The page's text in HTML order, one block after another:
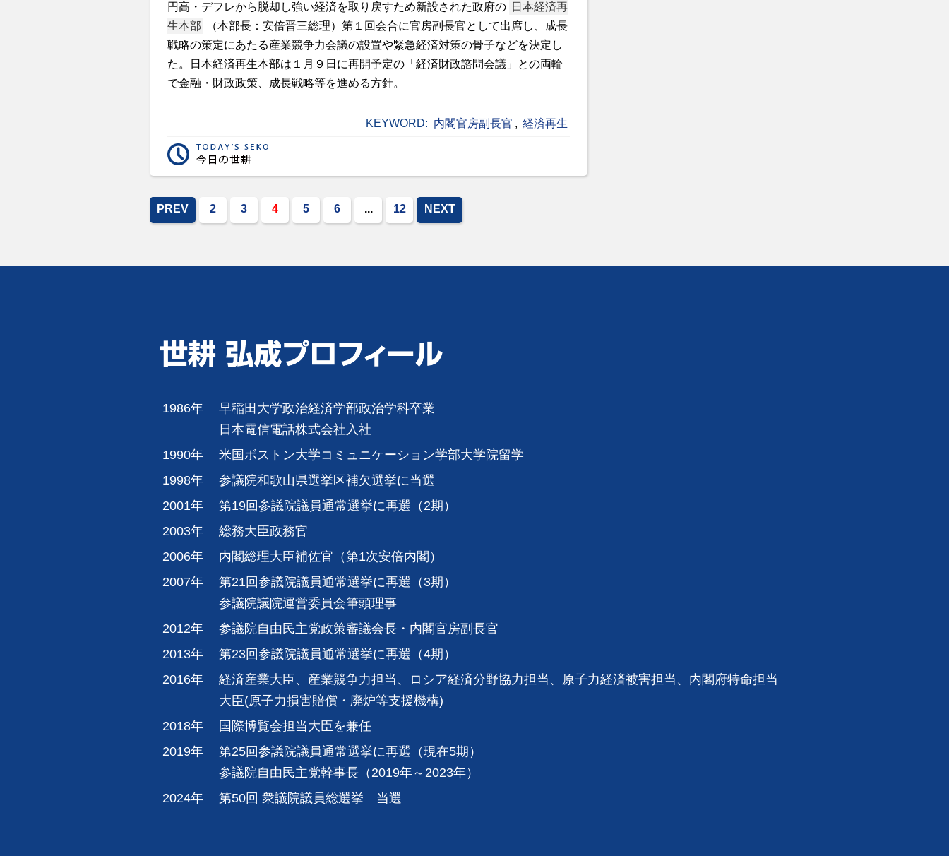
円高・デフレから脱却し強い経済を取り戻すため新設された政府の 日本経済再
生本部
（本部長：安倍晋三総理）第１回会合に官房副長官として出席し、成長
戦略の策定にあたる産業競争力会議の設置や緊急経済対策の骨子などを決定し
た。日本経済再生本部は１月９日に再開予定の「経済財政諮問会議」との両輪
で金融・財政政策、成長戦略等を進める方針。
KEYWORD: 内閣官房副長官 , 経済再生
PREV 2 3 4 5 6 ... 12 NEXT
1986年
早稲田大学政治経済学部政治学科卒業
日本電信電話株式会社入社
1990年
米国ボストン大学コミュニケーション学部大学院留学
1998年
参議院和歌山県選挙区補欠選挙に当選
2001年
第19回参議院議員通常選挙に再選（2期）
2003年
総務大臣政務官
2006年
内閣総理大臣補佐官（第1次安倍内閣）
2007年
第21回参議院議員通常選挙に再選（3期）
参議院議院運営委員会筆頭理事
2012年
参議院自由民主党政策審議会長・内閣官房副長官
2013年
第23回参議院議員通常選挙に再選（4期）
2016年
経済産業大臣、産業競争力担当、ロシア経済分野協力担当、原子力経済被害担当、内閣府特命担当
大臣(原子力損害賠償・廃炉等支援機構)
2018年
国際博覧会担当大臣を兼任
2019年
第25回参議院議員通常選挙に再選（現在5期）
参議院自由民主党幹事長（2019年～2023年）
2024年
第50回 衆議院議員総選挙 当選